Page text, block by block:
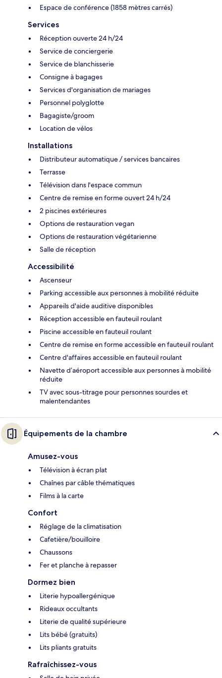
Espace de conférence (1858 mètres carrés)
Services
Réception ouverte 24 h/24
Service de conciergerie
Service de blanchisserie
Consigne à bagages
Services d'organisation de mariages
Personnel polyglotte
Bagagiste/groom
Location de vélos
Installations
Distributeur automatique / services bancaires
Terrasse
Télévision dans l'espace commun
Centre de remise en forme ouvert 24 h/24
2 piscines extérieures
Options de restauration vegan
Options de restauration végétarienne
Salle de réception
Accessibilité
Ascenseur
Parking accessible aux personnes à mobilité réduite
Appareils d'aide auditive disponibles
Réception accessible en fauteuil roulant
Piscine accessible en fauteuil roulant
Centre de remise en forme accessible en fauteuil roulant
Centre d'affaires accessible en fauteuil roulant
Navette d’aéroport accessible aux personnes à mobilité
réduite
TV avec sous-titrage pour personnes sourdes et
malentendantes
Équipements de la chambre
Amusez-vous
Télévision à écran plat
Chaînes par câble thématiques
Films à la carte
Confort
Réglage de la climatisation
Cafetière/bouilloire
Chaussons
Fer et planche à repasser
Dormez bien
Literie hypoallergénique
Rideaux occultants
Literie de qualité supérieure
Lits bébé (gratuits)
Lits pliants gratuits
Rafraîchissez-vous